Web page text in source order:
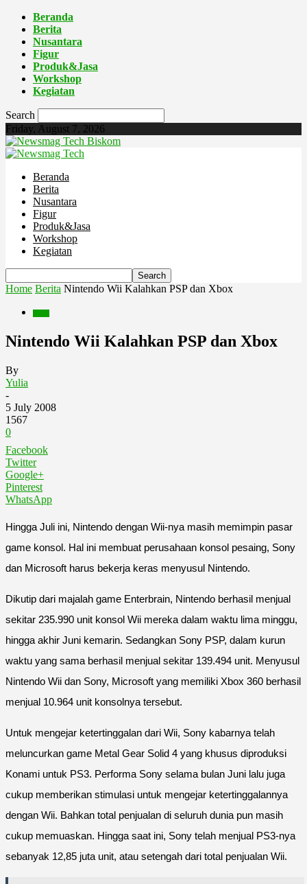
Beranda
Berita
Nusantara
Figur
Produk&Jasa
Workshop
Kegiatan
Search
Friday, August 7, 2026
Biskom
Beranda
Berita
Nusantara
Figur
Produk&Jasa
Workshop
Kegiatan
Home Berita Nintendo Wii Kalahkan PSP dan Xbox
Nintendo Wii Kalahkan PSP dan Xbox
By
Yulia
-
5 July 2008
1567
0
Facebook
Twitter
Google+
Pinterest
WhatsApp
Hingga Juli ini, Nintendo dengan Wii-nya masih memimpin pasar
game konsol. Hal ini membuat perusahaan konsol pesaing, Sony
dan Microsoft harus bekerja keras menyusul Nintendo.
Dikutip dari majalah game Enterbrain, Nintendo berhasil menjual
sekitar 235.990 unit konsol Wii mereka dalam waktu lima minggu,
hingga akhir Juni kemarin. Sedangkan Sony PSP, dalam kurun
waktu yang sama berhasil menjual sekitar 139.494 unit. Menyusul
Nintendo Wii dan Sony, Microsoft yang memiliki Xbox 360 berhasil
menjual 10.964 unit konsolnya tersebut.
Untuk mengejar ketertinggalan dari Wii, Sony kabarnya telah
meluncurkan game Metal Gear Solid 4 yang khusus diproduksi
Konami untuk PS3. Performa Sony selama bulan Juni lalu juga
cukup memberikan stimulasi untuk mengejar ketertinggalannya
dengan Wii. Bahkan total penjualan di seluruh dunia pun masih
cukup memuaskan. Hingga saat ini, Sony telah menjual PS3-nya
sebanyak 12,85 juta unit, atau setengah dari total penjualan Wii.